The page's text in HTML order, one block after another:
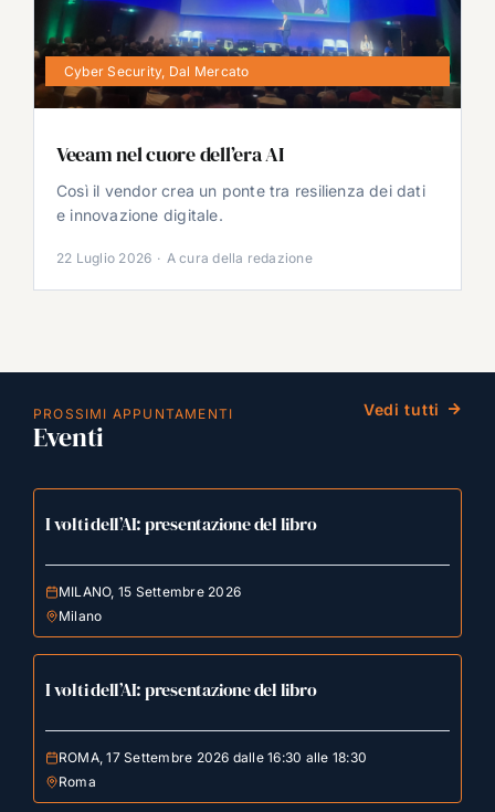
Cyber Security, Dal Mercato
Veeam nel cuore dell’era AI
Così il vendor crea un ponte tra resilienza dei dati
e innovazione digitale.
22 Luglio 2026 · A cura della redazione
PROSSIMI APPUNTAMENTI
Eventi
Vedi tutti
I volti dell’AI: presentazione del libro
MILANO, 15 Settembre 2026
Milano
I volti dell’AI: presentazione del libro
ROMA, 17 Settembre 2026 dalle 16:30 alle 18:30
Roma